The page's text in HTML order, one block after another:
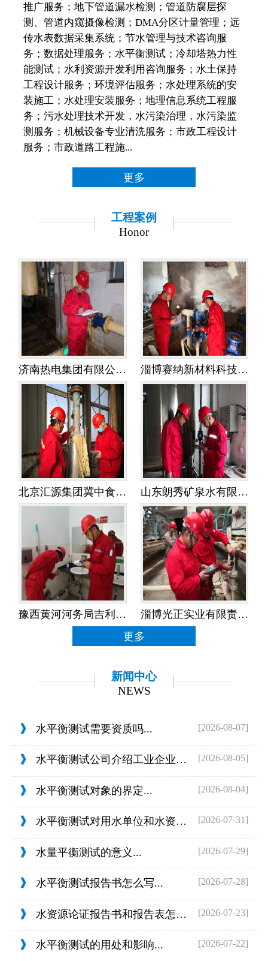
推广服务；地下管道漏水检测；管道防腐层探
测、管道内窥摄像检测；DMA分区计量管理；远
传水表数据采集系统；节水管理与技术咨询服
务；数据处理服务；水平衡测试；冷却塔热力性
能测试；水利资源开发利用咨询服务；水土保持
工程设计服务；环境评估服务；水处理系统的安
装施工；水处理安装服务；地理信息系统工程服
务；污水处理技术开发，水污染治理，水污染监
测服务；机械设备专业清洗服务；市政工程设计
服务；市政道路工程施...
更多
工程案例
Honor
济南热电集团有限公司金鸡岭热电分公司——水平衡测试 淄博赛纳新材料科技有限公司——水平衡测试
北京汇源集团冀中食品饮料有限公司——水平衡测试 山东朗秀矿泉水有限公司——水平衡测试
豫西黄河河务局吉利黄河河务局——水平衡测试
淄博光正实业有限责任公司——水平衡测试
更多
新闻中心
NEWS
水平衡测试需要资质吗... [2026-08-07]
水平衡测试公司介绍工业企业的用水范围... [2026-08-05]
水平衡测试对象的界定... [2026-08-04]
水平衡测试对用水单位和水资源管理的目... [2026-07-31]
水量平衡测试的意义... [2026-07-29]
水平衡测试报告书怎么写... [2026-07-28]
水资源论证报告书和报告表怎么判定... [2026-07-23]
水平衡测试的用处和影响... [2026-07-22]